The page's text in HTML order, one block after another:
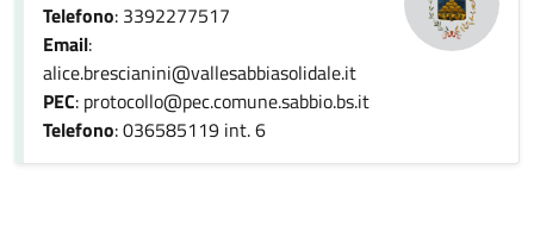
Telefono: 3392277517
Email:
alice.brescianini@vallesabbiasolidale.it
PEC: protocollo@pec.comune.sabbio.bs.it
Telefono: 036585119 int. 6